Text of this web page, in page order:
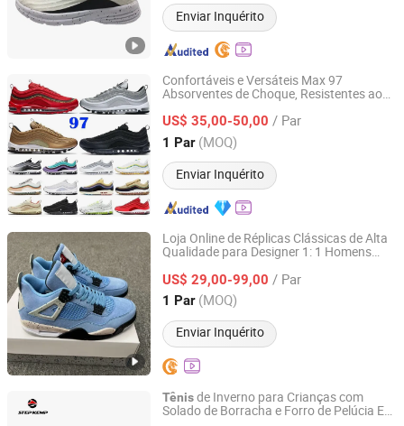
Enviar Inquérito
Confortáveis e Versáteis Max 97
Absorventes de Choque, Resistentes ao
Calçados Casuais de Esporte Masculinos
e Femininos para o Ar Livre
US$ 35,00-50,00 / Par
1 Par (MOQ)
Enviar Inquérito
Muzhimu (Xiamen) Trading Co., Ltd.
Fujian, China Desde 2025
Loja Online de Réplicas Clássicas de Alta
Qualidade para Designer 1: 1 Homens
Basquete Casuais da Moda Estoque
US$ 29,00-99,00 / Par
1 Par (MOQ)
Enviar Inquérito
Guangzhou Yudun Trading Co., Ltd.
Guangdong, China Desde 2025
Tênisde Inverno para Crianças com
Solado de Borracha e Forro de Pelúcia Ex-
QUANZHOU QIRUN TRADING CO., LTD.